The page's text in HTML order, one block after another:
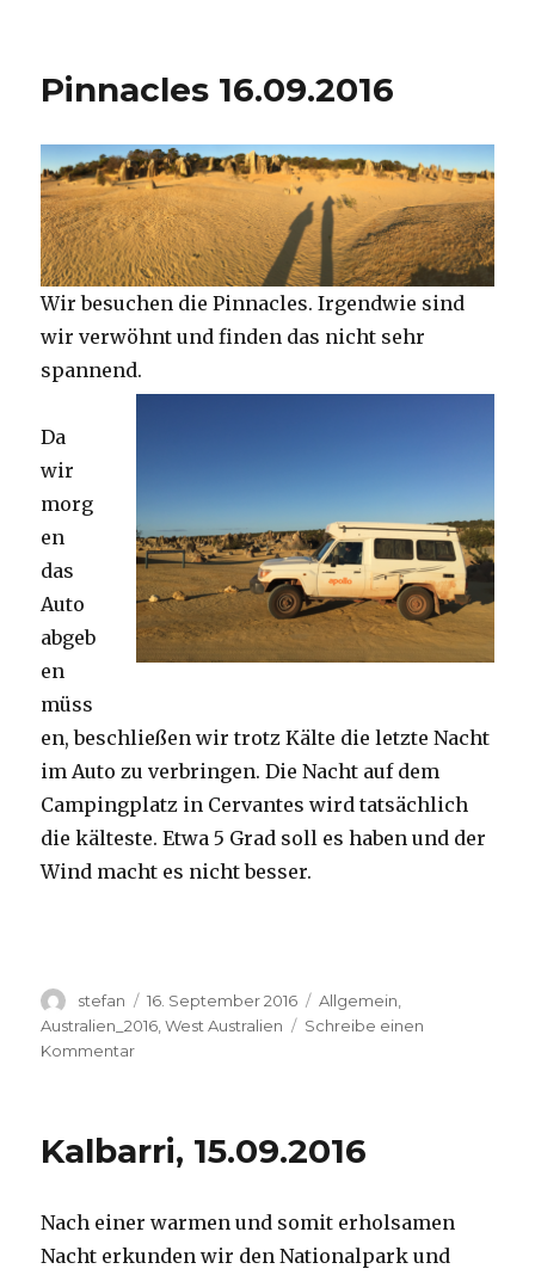
Pinnacles 16.09.2016
Wir besuchen die Pinnacles. Irgendwie sind
wir verwöhnt und finden das nicht sehr
spannend.
Da
wir
morg
en
das
Auto
abgeb
en
müss
en, beschließen wir trotz Kälte die letzte Nacht
im Auto zu verbringen. Die Nacht auf dem
Campingplatz in Cervantes wird tatsächlich
die kälteste. Etwa 5 Grad soll es haben und der
Wind macht es nicht besser.
Autor
stefan
Veröffentlicht
am
16. September 2016 Kategorien
Allgemein
Australien_2016 ,West Australien
Schreibe einen
Kommentarzu
Kalbarri, 15.09.2016
Nach einer warmen und somit erholsamen
Nacht erkunden wir den Nationalpark und